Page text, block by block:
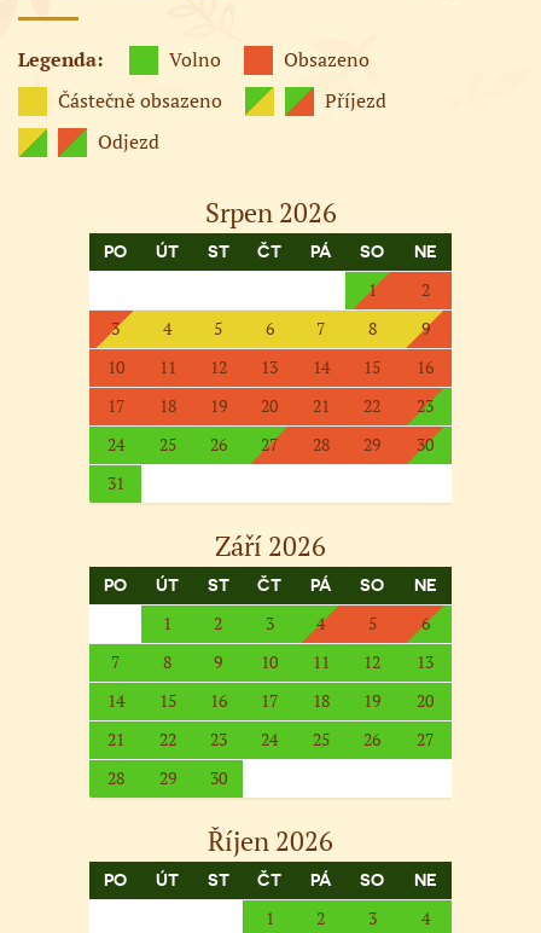
Legenda: Volno
Obsazeno
Částečně obsazeno
Příjezd
Odjezd
Srpen 2026
PO ÚT ST ČT PÁ SO NE
1
2
3
4 5 6 7 8
9
10
11 12 13 14 15
16
17
18 19 20 21 22
23
24
25 26 27 28 29
30
31
Září 2026
PO ÚT ST ČT PÁ SO NE
1 2 3 4 5
6
7
8 9 10 11 12
13
14
15 16 17 18 19
20
21
22 23 24 25 26
27
28
29 30
Říjen 2026
PO ÚT ST ČT PÁ SO NE
1 2 3
4